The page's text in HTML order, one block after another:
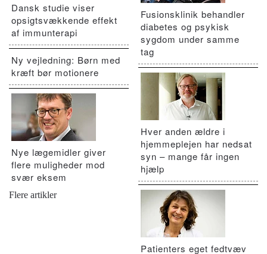
Dansk studie viser
opsigtsvækkende effekt
af immunterapi
Ny vejledning: Børn med
kræft bør motionere
Nye lægemidler giver
flere muligheder mod
svær eksem
Flere artikler
Fusionsklinik behandler
diabetes og psykisk
sygdom under samme
tag
Hver anden ældre i
hjemmeplejen har nedsat
syn – mange får ingen
hjælp
Patienters eget fedtvæv